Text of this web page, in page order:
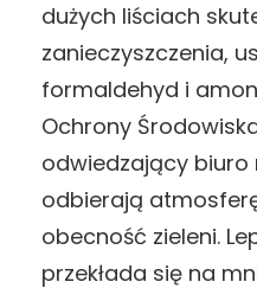
dużych liściach
zanieczyszczenia,
formaldehyd i
Ochrony
odwiedzający
odbierają
obecność zieleni.
przekłada się na